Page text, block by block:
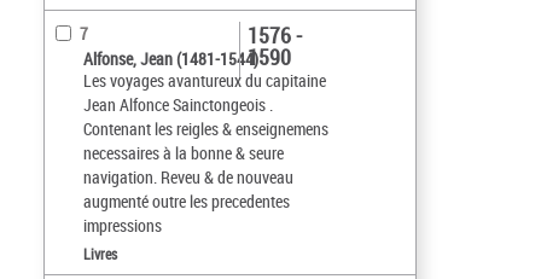
7
Alfonse, Jean (1481-1544)
Les voyages avantureux du capitaine
Jean Alfonce Sainctongeois .
Contenant les reigles & enseignemens
necessaires à la bonne & seure
navigation. Reveu & de nouveau
augmenté outre les precedentes
impressions
1576 -
1590
Livres